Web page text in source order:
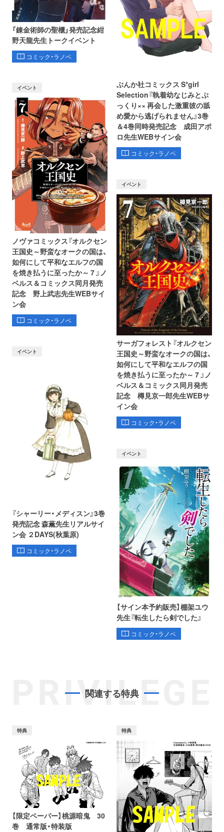
「錬金術師の聖櫃」発売記念紺
野天龍先生トークイベント
コミック・ラノベ
ぶんか社コミックス S*girl
Selection『執着幼なじみとぷ
っくり×× 再会した激重彼の舐
め愛から逃げられません』3巻
＆4巻同時発売記念 成田アポ
ロ先生WEBサイン会
コミック・ラノベ
イベント
ノヴァコミックス『オルクセン
王国史～野蛮なオークの国は、
如何にして平和なエルフの国
を焼き払うに至ったか～ 7 』ノ
ベルス＆コミックス同月発売
記念 野上武志先生WEBサイ
ン会
コミック・ラノベ
イベント
サーガフォレスト『オルクセン
王国史～野蛮なオークの国は、
如何にして平和なエルフの国
を焼き払うに至ったか～ 7 』ノ
ベルス＆コミックス同月発売
記念 樽見京一郎先生WEBサ
イン会
コミック・ラノベ
イベント
『シャーリー・メディスン』3巻
発売記念 森薫先生リアルサイ
ン会 ２DAYS(秋葉原)
コミック・ラノベ
イベント
【サイン本予約販売】棚架ユウ
先生『転生したら剣でした』
コミック・ラノベ
PRIVILEGE
関連する特典
特典
【限定ペーパー】桃源暗鬼 30
巻 通常版・特装版
特典